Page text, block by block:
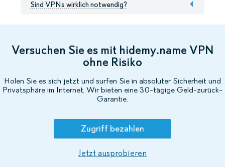
Sind VPNs wirklich notwendig?
Versuchen Sie es mit hidemy.name VPN
ohne Risiko
Holen Sie es sich jetzt und surfen Sie in absoluter Sicherheit und
Privatsphäre im Internet. Wir bieten eine 30-tägige Geld-zurück-
Garantie.
Zugriff bezahlen
Jetzt ausprobieren